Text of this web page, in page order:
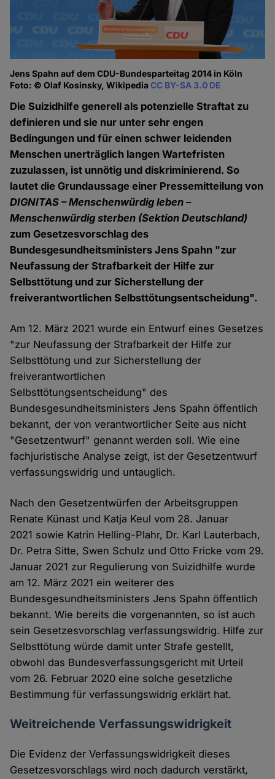
Jens Spahn auf dem CDU-Bundesparteitag 2014 in Köln
Foto: © Olaf Kosinsky, WikipediaCC BY-SA 3.0 DE
Die Suizidhilfe generell als potenzielle Straftat zu
definieren und sie nur unter sehr engen
Bedingungen und für einen schwer leidenden
Menschen unerträglich langen Wartefristen
zuzulassen, ist unnötig und diskriminierend. So
lautet die Grundaussage einer Pressemitteilung von
DIGNITAS – Menschenwürdig leben –
Menschenwürdig sterben (Sektion Deutschland)
zum Gesetzesvorschlag des
Bundesgesundheitsministers Jens Spahn "zur
Neufassung der Strafbarkeit der Hilfe zur
Selbsttötung und zur Sicherstellung der
freiverantwortlichen Selbsttötungsentscheidung".
Am 12. März 2021 wurde ein Entwurf eines Gesetzes
"zur Neufassung der Strafbarkeit der Hilfe zur
Selbsttötung und zur Sicherstellung der
freiverantwortlichen
Selbsttötungsentscheidung" des
Bundesgesundheitsministers Jens Spahn öffentlich
bekannt, der von verantwortlicher Seite aus nicht
"Gesetzentwurf" genannt werden soll. Wie eine
fachjuristische Analyse zeigt, ist der Gesetzentwurf
verfassungswidrig und untauglich.
Nach den Gesetzentwürfen der Arbeitsgruppen
Renate Künast und Katja Keul vom 28. Januar
2021 sowie Katrin Helling-Plahr, Dr. Karl Lauterbach,
Dr. Petra Sitte, Swen Schulz und Otto Fricke vom 29.
Januar 2021 zur Regulierung von Suizidhilfe wurde
am 12. März 2021 ein weiterer des
Bundesgesundheitsministers Jens Spahn öffentlich
bekannt. Wie bereits die vorgenannten, so ist auch
sein Gesetzesvorschlag verfassungswidrig. Hilfe zur
Selbsttötung würde damit unter Strafe gestellt,
obwohl das Bundesverfassungsgericht mit Urteil
vom 26. Februar 2020 eine solche gesetzliche
Bestimmung für verfassungswidrig erklärt hat.
Weitreichende Verfassungswidrigkeit
Die Evidenz der Verfassungswidrigkeit dieses
Gesetzesvorschlags wird noch dadurch verstärkt,